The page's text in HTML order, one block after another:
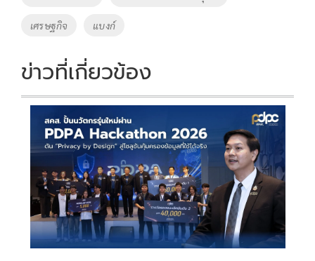
o
k
n
k
เศรษฐกิจ แบงก์
ข่าวที่เกี่ยวข้อง